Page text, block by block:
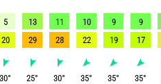
5 13 11 10 9 9
20 29 28 22 19 17
30° 25° 30° 35° 35° 35°